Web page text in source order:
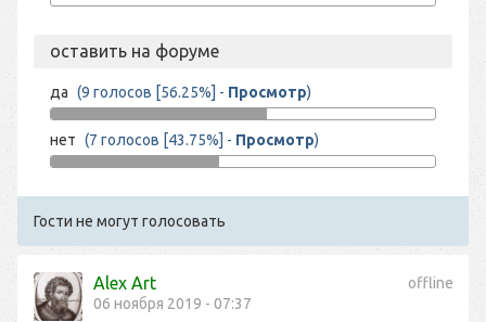
оставить на форуме
да (9 голосов [56.25%] - Просмотр)
нет (7 голосов [43.75%] - Просмотр)
Гости не могут голосовать
offline
Alex Art
06 ноября 2019 - 07:37